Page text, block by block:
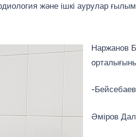
және ішкі аурулар
Наржанов
-
Әміров